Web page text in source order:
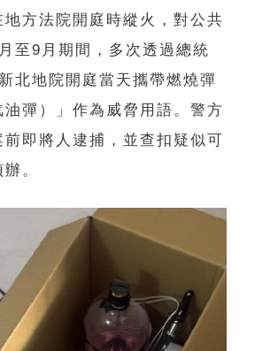
方法院開庭時縱火，對公共
至9月期間，多次透過總統
北地院開庭當天攜帶燃燒彈
彈）」作為威脅用語。警方
即將人逮捕，並查扣疑似可
。